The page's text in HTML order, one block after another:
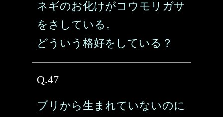
ネギのお化けがコウモリガサ
をさしている。
どういう格好をしている？
Q.47
ブリから生まれていないのに